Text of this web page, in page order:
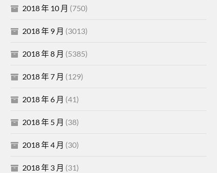
2018 年 10 月 (750)
2018 年 9 月 (3013)
2018 年 8 月 (5385)
2018 年 7 月 (129)
2018 年 6 月 (41)
2018 年 5 月 (38)
2018 年 4 月 (30)
2018 年 3 月 (31)